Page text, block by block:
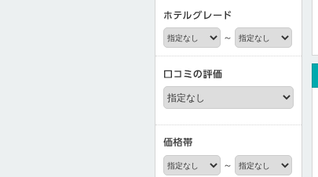
～
～